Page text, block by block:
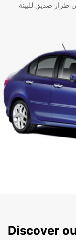
طراز صديق للبيئة
Discover